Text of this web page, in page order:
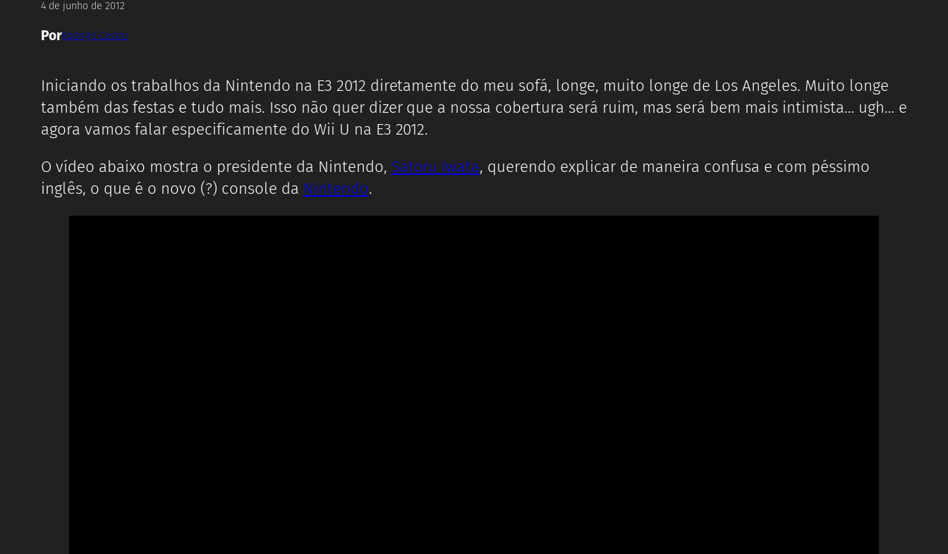
4 de junho de 2012
PorRodrigo Castro
Iniciando os trabalhos da Nintendo na E3 2012 diretamente do meu sofá, longe, muito longe de Los Angeles. Muito longe
também das festas e tudo mais. Isso não quer dizer que a nossa cobertura será ruim, mas será bem mais intimista… ugh… e
agora vamos falar especificamente do Wii U na E3 2012.
O vídeo abaixo mostra o presidente da Nintendo, Satoru Iwata, querendo explicar de maneira confusa e com péssimo
inglês, o que é o novo (?) console da Nintendo.